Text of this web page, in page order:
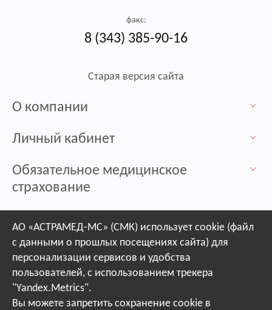
факс:
8 (343) 385-90-16
Старая версия сайта
О компании
Личный кабинет
Обязательное медицинское
страхование
Контакты / Пункты выдачи
Защита прав застрахованных лиц
Профилактика
АО «АСТРАМЕД-МС» (СМК) использует cookie (файл
с данными о прошлых посещениях сайта) для
персонализации сервисов и удобства
пользователей, с использованием трекера
"Yandex.Metrics".
Вы можете запретить сохранение cookie в